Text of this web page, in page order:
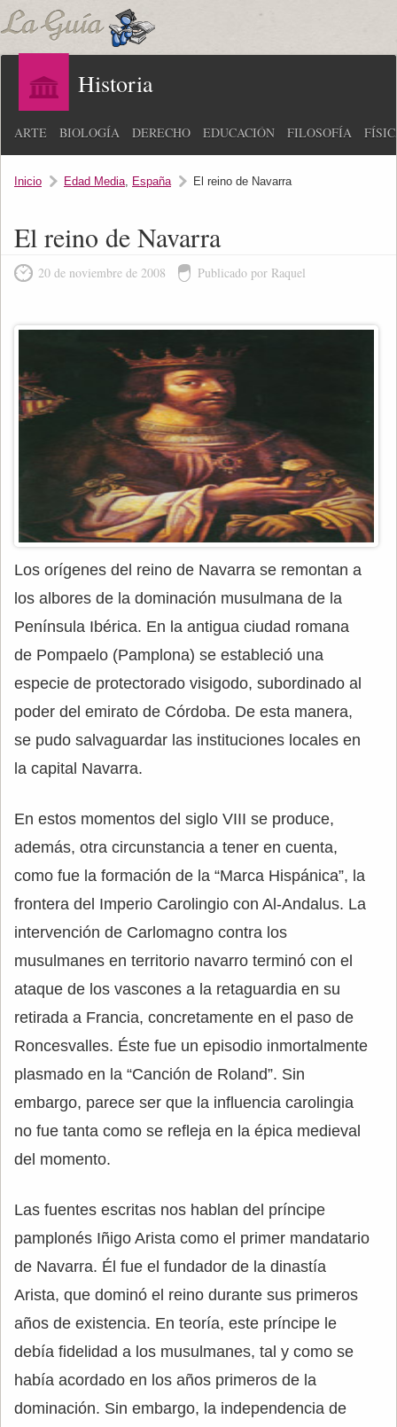
Historia
ARTE BIOLOGÍA DERECHO EDUCACIÓN FILOSOFÍA
Inicio Edad Media, España El reino de Navarra
El reino de Navarra
20 de noviembre de 2008 Publicado por Raquel
Los orígenes del reino de Navarra se remontan a
los albores de la dominación musulmana de la
Península Ibérica. En la antigua ciudad romana
de Pompaelo (Pamplona) se estableció una
especie de protectorado visigodo, subordinado al
poder del emirato de Córdoba. De esta manera,
se pudo salvaguardar las instituciones locales en
la capital Navarra.
En estos momentos del siglo VIII se produce,
además, otra circunstancia a tener en cuenta,
como fue la formación de la “Marca Hispánica”, la
frontera del Imperio Carolingio con Al-Andalus. La
intervención de Carlomagno contra los
musulmanes en territorio navarro terminó con el
ataque de los vascones a la retaguardia en su
retirada a Francia, concretamente en el paso de
Roncesvalles. Éste fue un episodio inmortalmente
plasmado en la “Canción de Roland”. Sin
embargo, parece ser que la influencia carolingia
no fue tanta como se refleja en la épica medieval
del momento.
Las fuentes escritas nos hablan del príncipe
pamplonés Iñigo Arista como el primer mandatario
de Navarra. Él fue el fundador de la dinastía
Arista, que dominó el reino durante sus primeros
años de existencia. En teoría, este príncipe le
debía fidelidad a los musulmanes, tal y como se
había acordado en los años primeros de la
dominación. Sin embargo, la independencia de